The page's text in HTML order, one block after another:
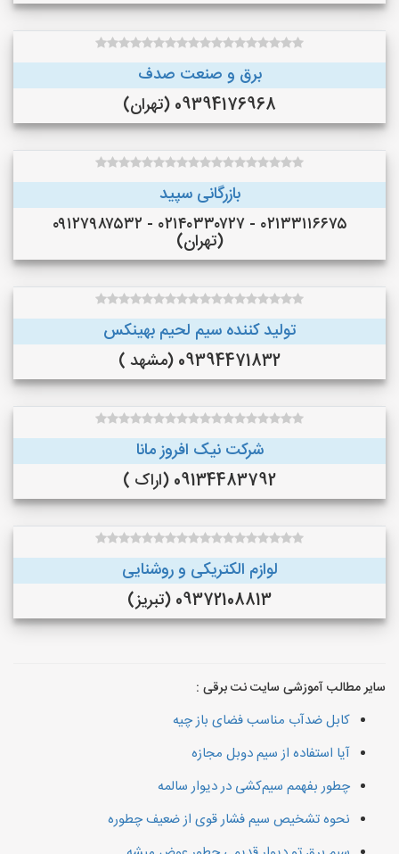
برق و صنعت صدف
09394176968 (تهران)
بازرگانی سپید
۰۲۱۳۳۱۱۶۶۷۵ - ۰۲۱۴۰۳۳۰۷۲۷ - ۰۹۱۲۷۹۸۷۵۳۲
(تهران)
تولید کننده سیم لحیم بهینکس
09394471832 (مشهد )
شرکت نیک افروز مانا
09134483792 (اراک )
لوازم الکتریکی و روشنایی
09372108813 (تبریز)
سایر مطالب آموزشی سایت نت برقی :
کابل ضدآب مناسب فضای باز چیه
آیا استفاده از سیم دوبل مجازه
چطور بفهمم سیم‌کشی در دیوار سالمه
نحوه تشخیص سیم فشار قوی از ضعیف چطوره